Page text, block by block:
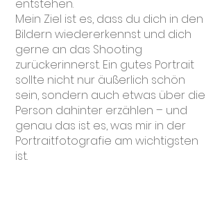
entstehen.
Mein Ziel ist es, dass du dich in den
Bildern wiedererkennst und dich
gerne an das Shooting
zurückerinnerst. Ein gutes Portrait
sollte nicht nur äußerlich schön
sein, sondern auch etwas über die
Person dahinter erzählen – und
genau das ist es, was mir in der
Portraitfotografie am wichtigsten
ist.